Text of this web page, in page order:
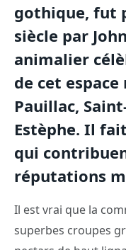
gothique, fut
siècle par
animalier
de cet espace
Pauillac,
Estèphe. Il
qui
réputations
Il est vrai que la
superbes croupes